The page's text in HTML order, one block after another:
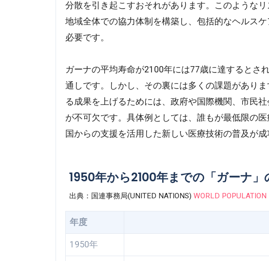
分散を引き起こすおそれがあります。このようなリ
地域全体での協力体制を構築し、包括的なヘルス
必要です。
ガーナの平均寿命が2100年には77歳に達するとさ
通しです。しかし、その裏には多くの課題があり
る成果を上げるためには、政府や国際機関、市民
が不可欠です。具体例としては、誰もが最低限の
国からの支援を活用した新しい医療技術の普及が成
1950年から2100年までの「ガーナ」
出典：国連事務局(UNITED NATIONS)WORLD
年度
1950年